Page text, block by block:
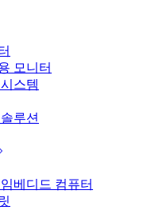
모니터
스템
루션
베디드 컴퓨터